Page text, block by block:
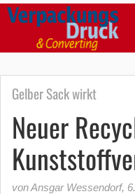
Gelber Sack wirkt
Neuer
von Ansgar Wessendorf,